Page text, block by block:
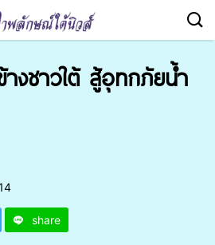
งชาวใต้ สู้อุทกภัยน้ำ
share